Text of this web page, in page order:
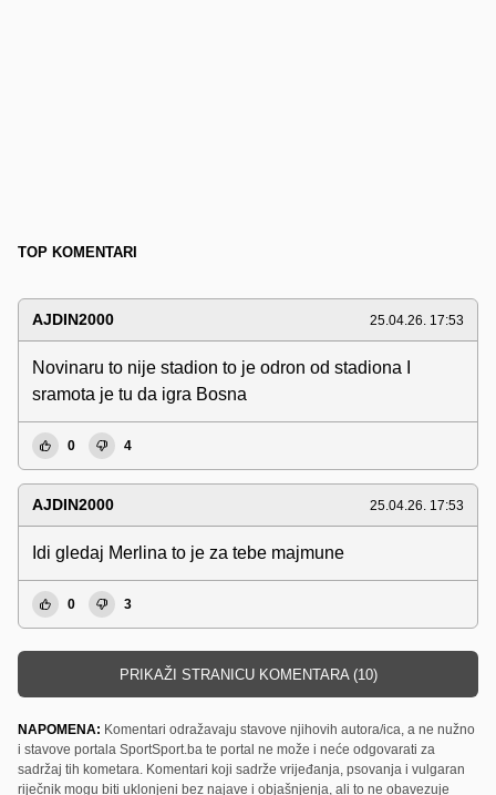
TOP KOMENTARI
AJDIN2000 25.04.26. 17:53
Novinaru to nije stadion to je odron od stadiona I
sramota je tu da igra Bosna
0 4
AJDIN2000 25.04.26. 17:53
Idi gledaj Merlina to je za tebe majmune
0 3
PRIKAŽI STRANICU KOMENTARA (10)
NAPOMENA: Komentari odražavaju stavove njihovih autora/ica, a ne nužno
i stavove portala SportSport.ba te portal ne može i neće odgovarati za
sadržaj tih kometara. Komentari koji sadrže vrijeđanja, psovanja i vulgaran
riječnik mogu biti uklonjeni bez najave i objašnjenja, ali to ne obavezuje